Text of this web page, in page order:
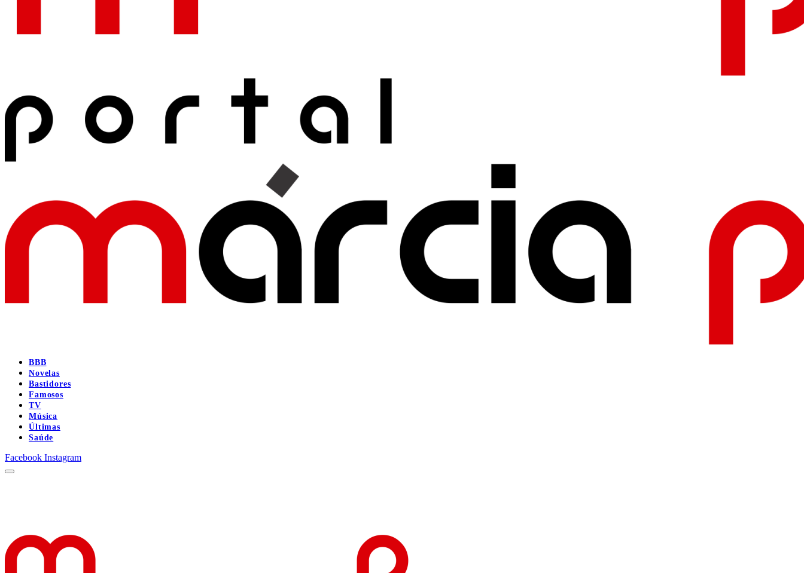
BBB
Novelas
Bastidores
Famosos
TV
Música
Últimas
Saúde
Facebook Instagram